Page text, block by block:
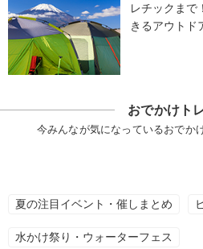
レチックまで
きるアウトド
おでかけト
今みんなが気になっているおでか
夏の注目イベント・催しまとめ
水かけ祭り・ウォーターフェス